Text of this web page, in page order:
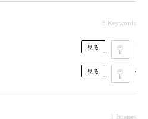
5 Keywords
見る
見る
セ
標
1 Images